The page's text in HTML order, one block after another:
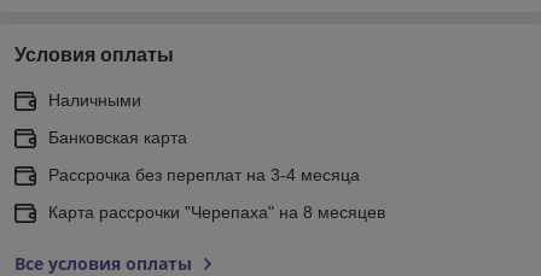
Условия оплаты
Наличными
Банковская карта
Рассрочка без переплат на 3-4 месяца
Карта рассрочки "Черепаха" на 8 месяцев
Все условия оплаты